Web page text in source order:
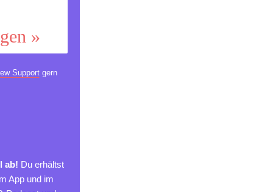
»
Supportgern
ab! Du erhältst
App und im